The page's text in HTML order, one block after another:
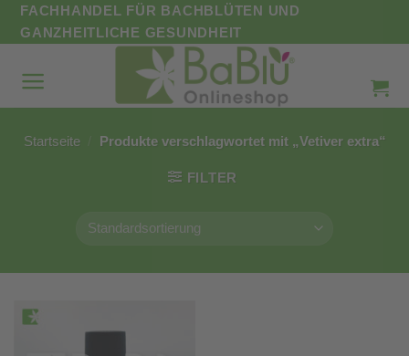
Zum
Inhalt
FACHHANDEL FÜR BACHBLÜTEN UND
GANZHEITLICHE GESUNDHEIT
Startseite Produkte verschlagwortet mit „Vetiver extra“
FILTER